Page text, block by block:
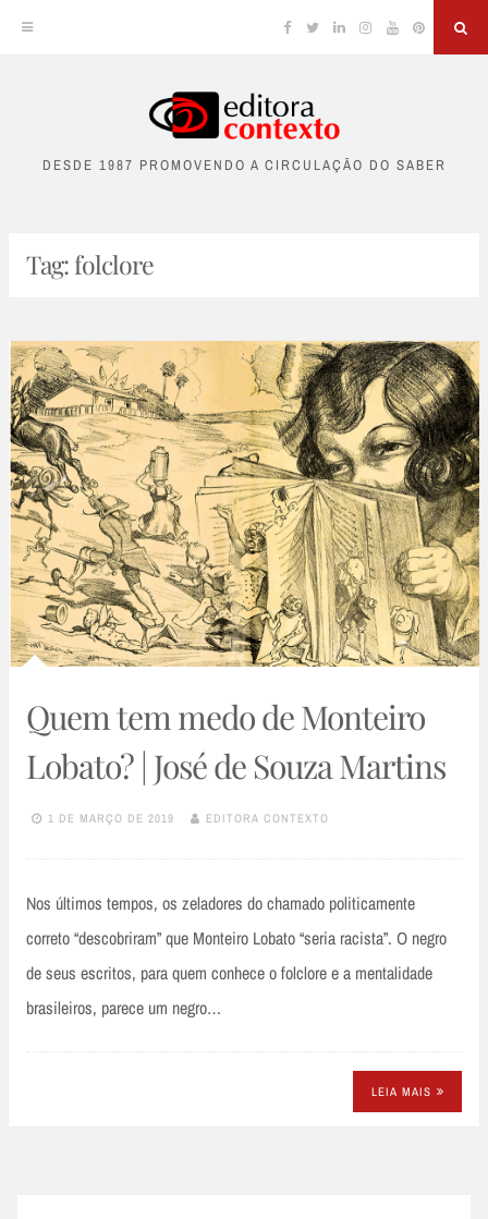
content
Facebook
TwitterLinkedinInstagram
YouTubePinterest
DESDE 1987 PROMOVENDO A CIRCULAÇÃO DO SABER
Tag:folclore
Quem tem medo de Monteiro
Lobato? | José de Souza Martins
1 DE MARÇO DE 2019 EDITORA CONTEXTO
Nos últimos tempos, os zeladores do chamado politicamente
correto “descobriram” que Monteiro Lobato “seria racista”. O negro
de seus escritos, para quem conhece o folclore e a mentalidade
brasileiros, parece um negro…
LEIA MAIS